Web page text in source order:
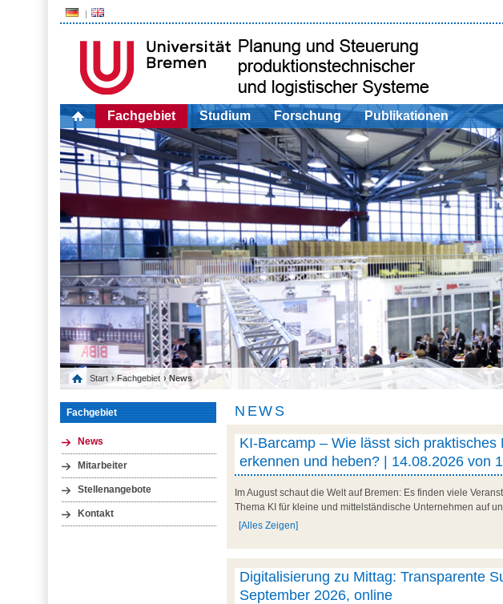
Fachgebiet Studium Forschung Publikationen
Start › Fachgebiet › News
Fachgebiet
News
Mitarbeiter
Stellenangebote
Kontakt
NEWS
KI-Barcamp – Wie lässt sich
erkennen und heben? | 14.08.2026 von
Im August schaut die Welt auf Bremen: Es finden viele
Thema KI für kleine und mittelständische Unternehmen auf
[Alles Zeigen]
Digitalisierung zu Mittag: Transparente
September 2026, online